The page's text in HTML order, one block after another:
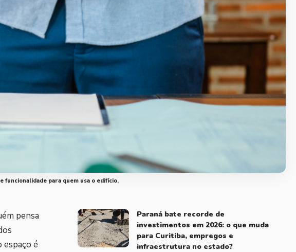
funcionalidade para quem usa o edifício.
pensa
é
Paraná bate recorde de
investimentos em 2026: o que muda
para Curitiba, empregos e
infraestrutura no estado?